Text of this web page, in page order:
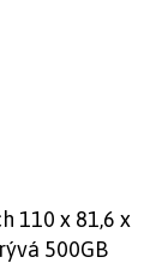
110 x 81,6 x
500GB